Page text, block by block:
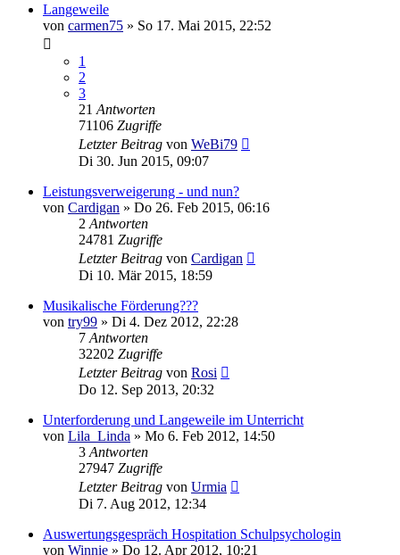
Langeweile
von carmen75 » So 17. Mai 2015, 22:52
1
2
3
21 Antworten
71106 Zugriffe
Letzter Beitrag von WeBi79
Di 30. Jun 2015, 09:07
Leistungsverweigerung - und nun?
von Cardigan » Do 26. Feb 2015, 06:16
2 Antworten
24781 Zugriffe
Letzter Beitrag von Cardigan
Di 10. Mär 2015, 18:59
Musikalische Förderung???
von try99 » Di 4. Dez 2012, 22:28
7 Antworten
32202 Zugriffe
Letzter Beitrag von Rosi
Do 12. Sep 2013, 20:32
Unterforderung und Langeweile im Unterricht
von Lila_Linda » Mo 6. Feb 2012, 14:50
3 Antworten
27947 Zugriffe
Letzter Beitrag von Urmia
Di 7. Aug 2012, 12:34
Auswertungsgespräch Hospitation Schulpsychologin
von Winnie » Do 12. Apr 2012, 10:21